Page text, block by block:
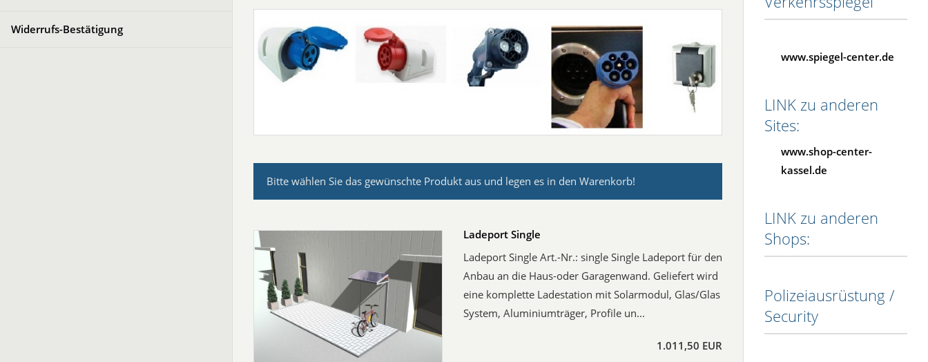
Widerrufs-Bestätigung
Bitte wählen Sie das gewünschte Produkt aus und legen es in den Warenkorb!
Ladeport Single
Ladeport Single Art.-Nr.: single Single Ladeport für den
Anbau an die Haus-oder Garagenwand. Geliefert wird
eine komplette Ladestation mit Solarmodul, Glas/Glas
System, Aluminiumträger, Profile un...
1.011,50 EUR
www.spiegel-center.de
LINK zu anderen
Sites:
www.shop-center-
kassel.de
LINK zu anderen
Shops:
Polizeiausrüstung /
Security